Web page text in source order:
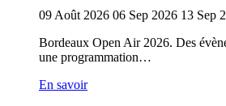
09 Août 2026 06 Sep 2026 13 Sep
Bordeaux Open Air 2026. Des
une programmation…
En savoir